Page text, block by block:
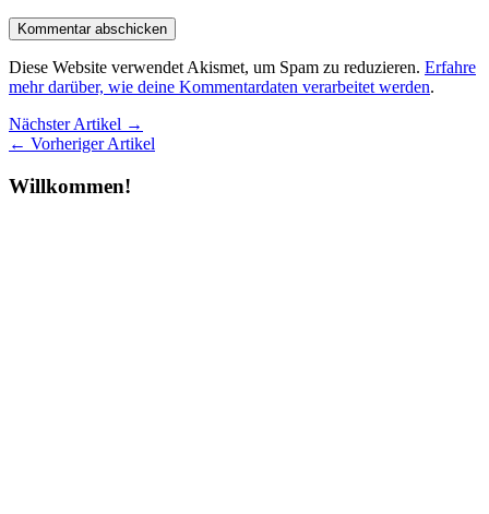
Diese Website verwendet Akismet, um Spam zu reduzieren. Erfahre
mehr darüber, wie deine Kommentardaten verarbeitet werden.
Nächster Artikel →
← Vorheriger Artikel
Willkommen!